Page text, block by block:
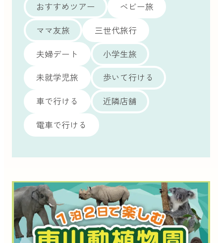
おすすめツアー
ベビー旅
ママ友旅
三世代旅行
夫婦デート
小学生旅
未就学児旅
歩いて行ける
車で行ける
近隣店舗
電車で行ける